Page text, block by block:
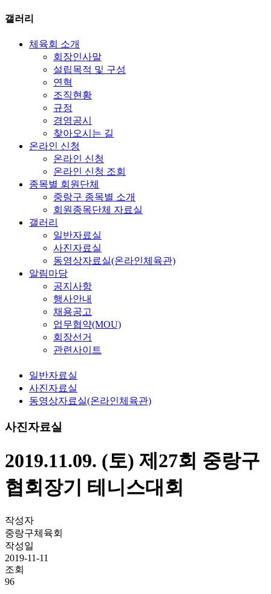
갤러리
체육회 소개
회장인사말
설립목적 및 구성
연혁
조직현황
규정
경영공시
찾아오시는 길
온라인 신청
온라인 신청
온라인 신청 조회
종목별 회원단체
중랑구 종목별 소개
회원종목단체 자료실
갤러리
일반자료실
사진자료실
동영상자료실(온라인체육관)
알림마당
공지사항
행사안내
채용공고
업무협약(MOU)
회장선거
관련사이트
일반자료실
사진자료실
동영상자료실(온라인체육관)
사진자료실
2019.11.09. (토) 제27회 중랑구
협회장기 테니스대회
작성자
중랑구체육회
작성일
2019-11-11
조회
96